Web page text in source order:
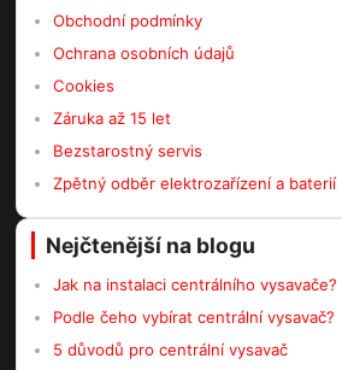
Obchodní podmínky
Ochrana osobních údajů
Cookies
Záruka až 15 let
Bezstarostný servis
Zpětný odběr elektrozařízení a baterií
Nejčtenější na blogu
Jak na instalaci centrálního vysavače?
Podle čeho vybírat centrální vysavač?
5 důvodů pro centrální vysavač